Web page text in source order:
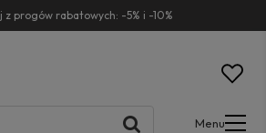
z progów rabatowych: -5% i -10%
Menu